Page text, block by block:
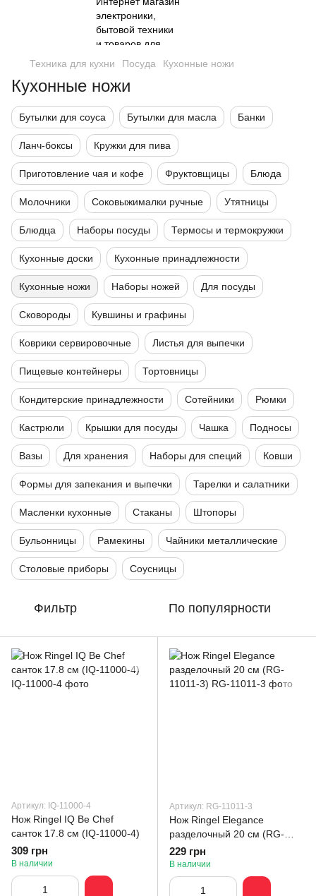
Техника для кухни Посуда Кухонные ножи
Кухонные ножи
Бутылки для соуса Бутылки для масла Банки
Ланч-боксы Кружки для пива
Приготовление чая и кофе Фруктовщицы Блюда
Молочники Соковыжималки ручные Утятницы
Блюдца Наборы посуды Термосы и термокружки
Кухонные доски Кухонные принадлежности
Кухонные ножи Наборы ножей Для посуды
Сковороды Кувшины и графины
Коврики сервировочные Листья для выпечки
Пищевые контейнеры Тортовницы
Кондитерские принадлежности Сотейники Рюмки
Кастрюли Крышки для посуды Чашка Подносы
Вазы Для хранения Наборы для специй Ковши
Формы для запекания и выпечки Тарелки и салатники
Масленки кухонные Стаканы Штопоры
Бульонницы Рамекины Чайники металлические
Столовые приборы Соусницы
Фильтр По популярности
Артикул: IQ-11000-4
Нож Ringel IQ Be Chef
санток 17.8 см (IQ-11000-4)
309 грн
В наличии
Артикул: RG-11011-3
Нож Ringel Elegance
разделочный 20 см (RG-
11011-3)
229 грн
В наличии